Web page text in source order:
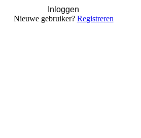
Inloggen
Nieuwe gebruiker? Registreren